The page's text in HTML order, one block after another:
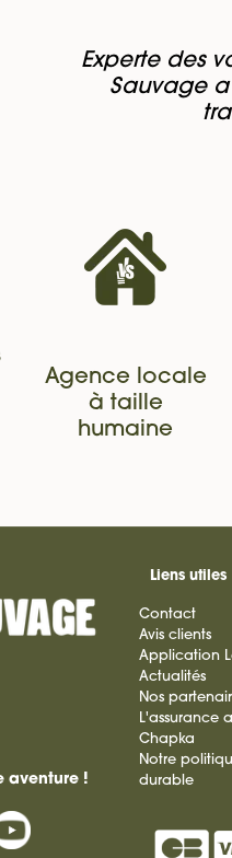
Experte des
Sauvage
Agence locale
à taille
humaine
aventure !
Liens utiles
Contact
Avis clients
Application
Actualités
Nos
L'assurance
Chapka
Notre
durable